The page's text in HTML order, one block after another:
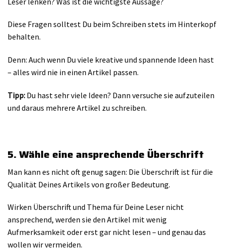
Diese Fragen solltest Du beim Schreiben stets im Hinterkopf
behalten.
Denn: Auch wenn Du viele kreative und spannende Ideen hast
– alles wird nie in einen Artikel passen.
Tipp: Du hast sehr viele Ideen? Dann versuche sie aufzuteilen
und daraus mehrere Artikel zu schreiben.
5. Wähle eine ansprechende Überschrift
Man kann es nicht oft genug sagen: Die Überschrift ist für die
Qualität Deines Artikels von großer Bedeutung.
Wirken Überschrift und Thema für Deine Leser nicht
ansprechend, werden sie den Artikel mit wenig
Aufmerksamkeit oder erst gar nicht lesen – und genau das
wollen wir vermeiden.